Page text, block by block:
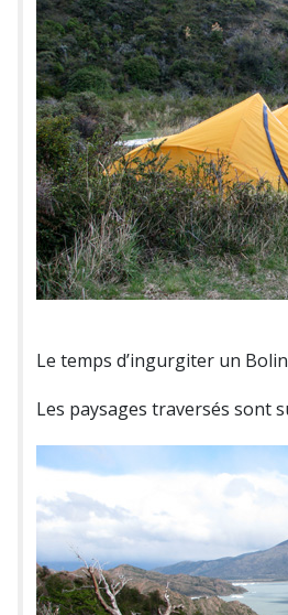
Le temps d’ingurgiter un
Les paysages traversés sont